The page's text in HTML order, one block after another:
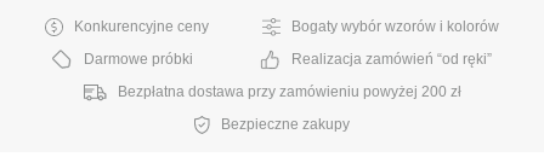
Konkurencyjne ceny
Bogaty wybór wzorów i kolorów
Darmowe próbki
Realizacja zamówień “od ręki”
Bezpłatna dostawa przy zamówieniu powyżej 200 zł
Bezpieczne zakupy